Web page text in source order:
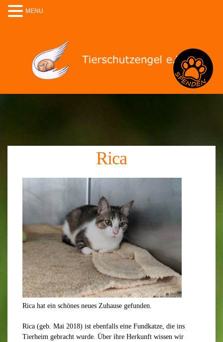
Rica
Rica hat ein schönes neues Zuhause gefunden.
Rica (geb. Mai 2018) ist ebenfalls eine Fundkatze, die ins
Tierheim gebracht wurde. Über ihre Herkunft wissen wir
MENU